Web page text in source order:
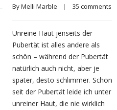
By Melli Marble
    |
35 comments
Unreine Haut jenseits der
Pubertät ist alles andere als
schön – während der Pubertät
natürlich auch nicht, aber je
später, desto schlimmer. Schon
seit der Pubertät leide ich unter
unreiner Haut, die nie wirklich